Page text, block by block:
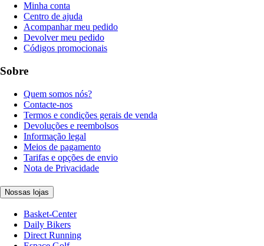
Minha conta
Centro de ajuda
Acompanhar meu pedido
Devolver meu pedido
Códigos promocionais
Sobre
Quem somos nós?
Contacte-nos
Termos e condições gerais de venda
Devoluções e reembolsos
Informação legal
Meios de pagamento
Tarifas e opções de envio
Nota de Privacidade
Nossas lojas
Basket-Center
Daily Bikers
Direct Running